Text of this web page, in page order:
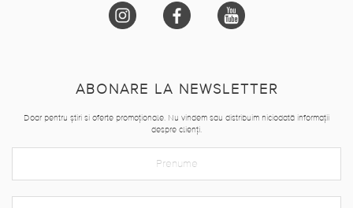
ABONARE LA NEWSLETTER
Doar pentru știri si oferte promoționale. Nu vindem sau distribuim niciodată informații
despre clienți.